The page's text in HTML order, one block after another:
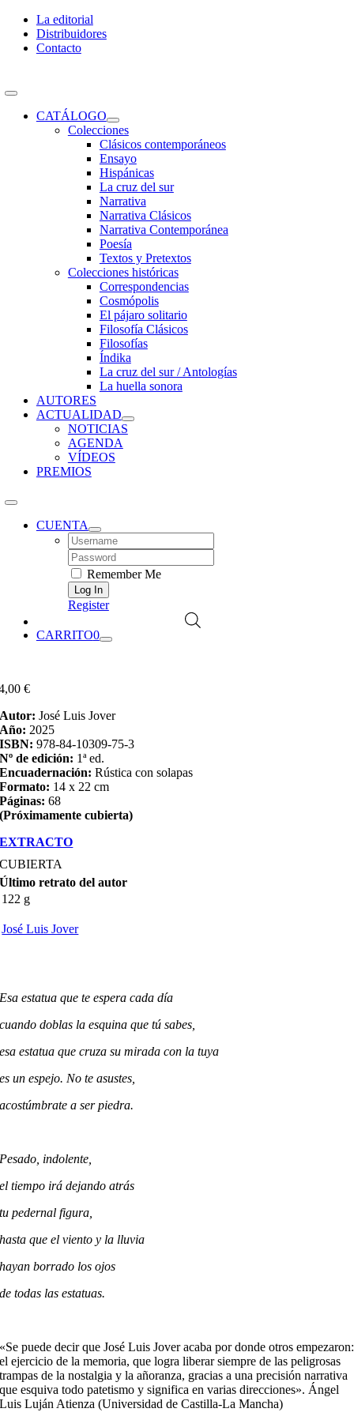
Skip
content
La editorial
Distribuidores
Contacto
Toggle
NavigationCATÁLOGO
Colecciones
Clásicos contemporáneos
Ensayo
Hispánicas
La cruz del sur
Narrativa
Narrativa Clásicos
Narrativa Contemporánea
Poesía
Textos y Pretextos
Colecciones históricas
Correspondencias
Cosmópolis
El pájaro solitario
Filosofía Clásicos
Filosofías
Índika
La cruz del sur / Antologías
La huella sonora
AUTORES
ACTUALIDAD
NOTICIAS
AGENDA
VÍDEOS
PREMIOS
CUENTA
Username:
Password:
Remember Me
Register
CARRITO0
€
Autor:José Luis Jover
Año: 2025
ISBN: 978-84-10309-75-3
Nº de edición: 1ª ed.
Encuadernación:Rústica con solapas
Formato: 14 x 22 cm
Páginas: 68
(Próximamente cubierta)
EXTRACTO
CUBIERTA
Último retrato del autor
122 g
José Luis Jover
Esa estatua que te espera cada día
cuando doblas la esquina que tú sabes,
esa estatua que cruza su mirada con la tuya
es un espejo. No te asustes,
acostúmbrate a ser piedra.
Pesado, indolente,
el tiempo irá dejando atrás
tu pedernal figura,
hasta que el viento y la lluvia
hayan borrado los ojos
de todas las estatuas.
«Se puede decir que José Luis Jover acaba por donde otros empezaron:
el ejercicio de la memoria, que logra liberar siempre de las peligrosas
trampas de la nostalgia y la añoranza, gracias a una precisión narrativa
que esquiva todo patetismo y significa en varias direcciones». Ángel
Luis Luján Atienza (Universidad de Castilla-La Mancha)